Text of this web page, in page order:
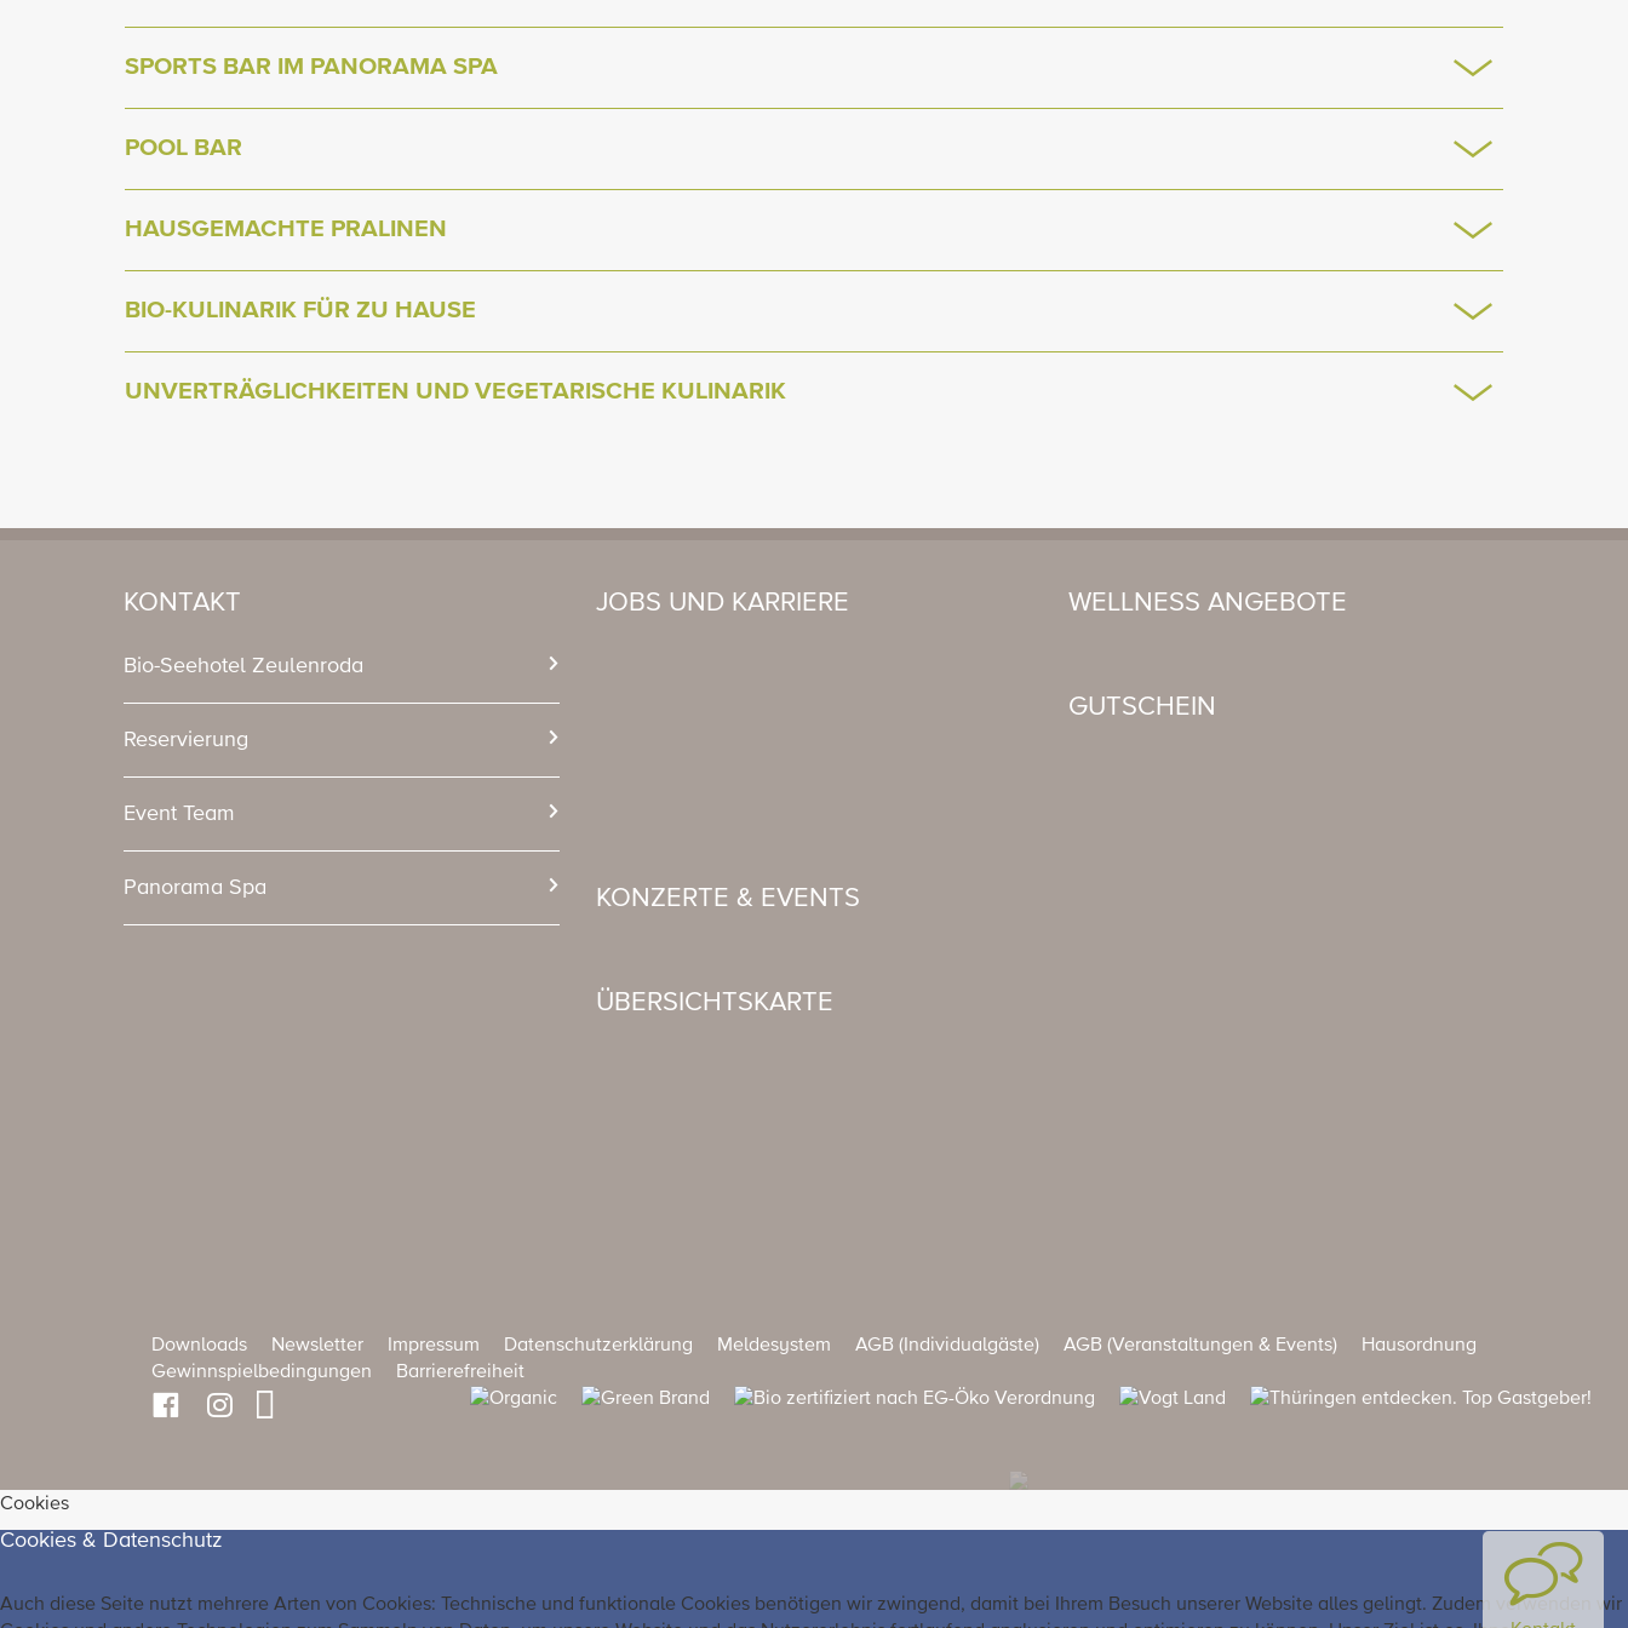
SPORTS BAR IM PANORAMA SPA
POOL BAR
HAUSGEMACHTE PRALINEN
BIO-KULINARIK FÜR ZU HAUSE
UNVERTRÄGLICHKEITEN UND VEGETARISCHE KULINARIK
KONTAKT
Bio-Seehotel Zeulenroda
Reservierung
Event Team
Panorama Spa
JOBS UND KARRIERE
KONZERTE & EVENTS
ÜBERSICHTSKARTE
WELLNESS ANGEBOTE
GUTSCHEIN
Downloads Newsletter Impressum Datenschutzerklärung Meldesystem AGB (Individualgäste) AGB (Veranstaltungen & Events)
Hausordnung
Gewinnspielbedingungen
Barrierefreiheit
Cookies
Cookies & Datenschutz
Auch diese Seite nutzt mehrere Arten von Cookies: Technische und funktionale Cookies benötigen wir zwingend, damit bei Ihrem Besuch unserer Website alles gelingt. Zudem verwenden wir